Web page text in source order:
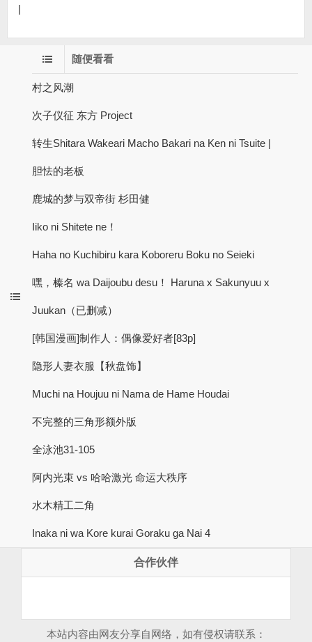
|
随便看看
村之风潮
次子仪征 东方 Project
转生Shitara Wakeari Macho Bakari na Ken ni Tsuite |
胆怯的老板
鹿城的梦与双帝街 杉田健
Iiko ni Shitete ne！
Haha no Kuchibiru kara Koboreru Boku no Seieki
嘿，榛名 wa Daijoubu desu！ Haruna x Sakunyuu x
Juukan（已删减）
[韩国漫画]制作人：偶像爱好者[83p]
隐形人妻衣服【秋盘饰】
Muchi na Houjuu ni Nama de Hame Houdai
不完整的三角形额外版
全泳池31-105
阿内光束 vs 哈哈激光 命运大秩序
水木精工二角
Inaka ni wa Kore kurai Goraku ga Nai 4
合作伙伴
本站内容由网友分享自网络，如有侵权请联系：